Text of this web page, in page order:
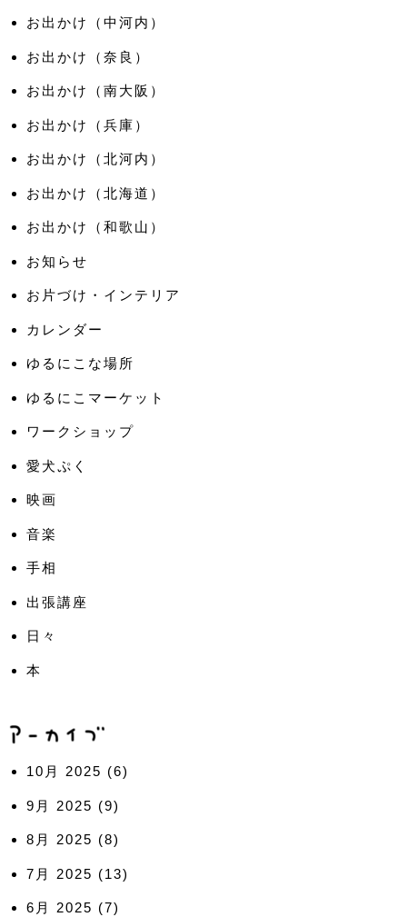
お出かけ（中河内）
お出かけ（奈良）
お出かけ（南大阪）
お出かけ（兵庫）
お出かけ（北河内）
お出かけ（北海道）
お出かけ（和歌山）
お知らせ
お片づけ・インテリア
カレンダー
ゆるにこな場所
ゆるにこマーケット
ワークショップ
愛犬ぷく
映画
音楽
手相
出張講座
日々
本
10月 2025 (6)
9月 2025 (9)
8月 2025 (8)
7月 2025 (13)
6月 2025 (7)